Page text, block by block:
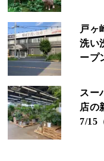
戸ヶ
洗い
ープ
スー
店の
7/15